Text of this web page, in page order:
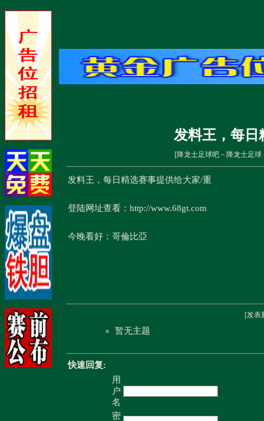
发料王，每日
[降龙士足球吧－降龙士足球
发料王，每日精选赛事提供给大家/重
登陆网址查看：http://www.68gt.com
今晚看好：哥倫比亞
[发表
暂无主题
快速回复:
用
户
名
密